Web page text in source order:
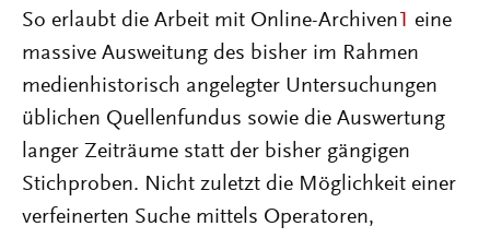
So erlaubt die Arbeit mit Online-Archiven 1 eine
massive Ausweitung des bisher im Rahmen
medienhistorisch angelegter Untersuchungen
üblichen Quellenfundus sowie die Auswertung
langer Zeiträume statt der bisher gängigen
Stichproben. Nicht zuletzt die Möglichkeit einer
verfeinerten Suche mittels Operatoren,